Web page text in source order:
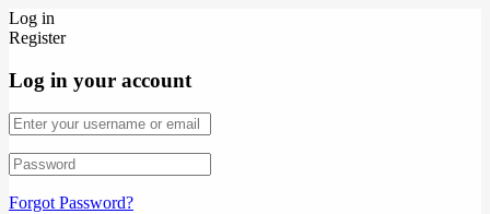
Log in
Register
Log in your account
Forgot Password?